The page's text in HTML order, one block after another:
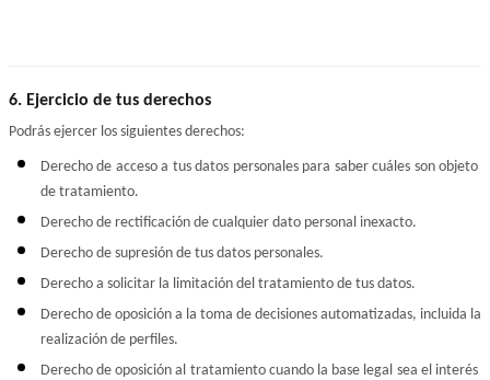
6. Ejercicio de tus derechos
Podrás ejercer los siguientes derechos:
Derecho de acceso a tus datos personales para saber cuáles son objeto
de tratamiento.
Derecho de rectificación de cualquier dato personal inexacto.
Derecho de supresión de tus datos personales.
Derecho a solicitar la limitación del tratamiento de tus datos.
Derecho de oposición a la toma de decisiones automatizadas, incluida la
realización de perfiles.
Derecho de oposición al tratamiento cuando la base legal sea el interés